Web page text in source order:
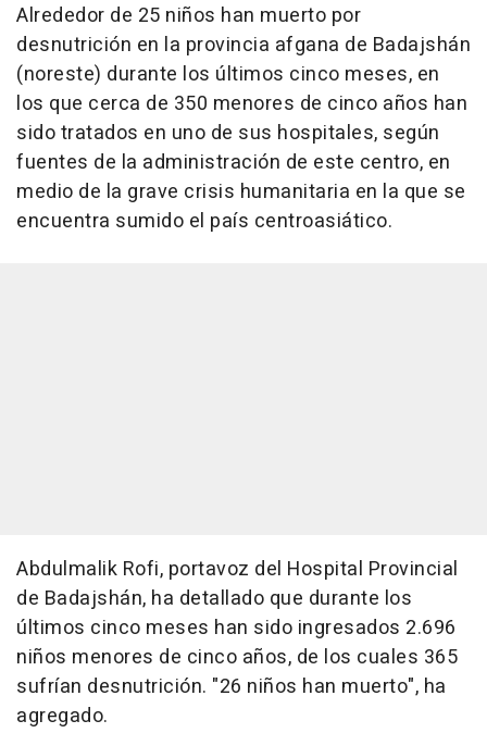
Alrededor de 25 niños han muerto por
desnutrición en la provincia afgana de Badajshán
(noreste) durante los últimos cinco meses, en
los que cerca de 350 menores de cinco años han
sido tratados en uno de sus hospitales, según
fuentes de la administración de este centro, en
medio de la grave crisis humanitaria en la que se
encuentra sumido el país centroasiático.
Abdulmalik Rofi, portavoz del Hospital Provincial
de Badajshán, ha detallado que durante los
últimos cinco meses han sido ingresados 2.696
niños menores de cinco años, de los cuales 365
sufrían desnutrición. "26 niños han muerto", ha
agregado.